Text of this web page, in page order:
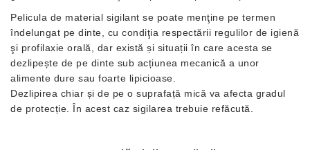
Pelicula de material sigilant se poate menţine pe termen
îndelungat pe dinte, cu condiţia respectării regulilor de igienă
şi profilaxie orală, dar există și situații în care acesta se
dezlipește de pe dinte sub acțiunea mecanică a unor
alimente dure sau foarte lipicioase.
Dezlipirea chiar și de pe o suprafață mică va afecta gradul
de protecție. În acest caz sigilarea trebuie refăcută.